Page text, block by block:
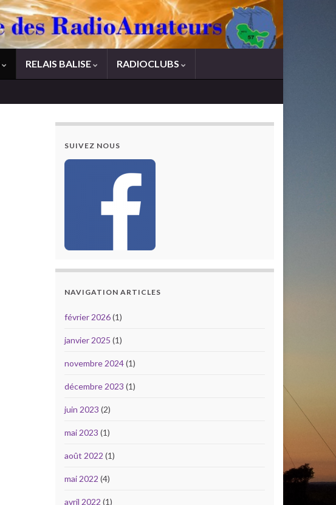
RELAIS BALISE RADIOCLUBS
SUIVEZ NOUS
NAVIGATION ARTICLES
février 2026(1)
janvier 2025 (1)
novembre 2024(1)
décembre 2023 (1)
juin 2023 (2)
mai 2023 (1)
août 2022 (1)
mai 2022 (4)
avril 2022 (1)